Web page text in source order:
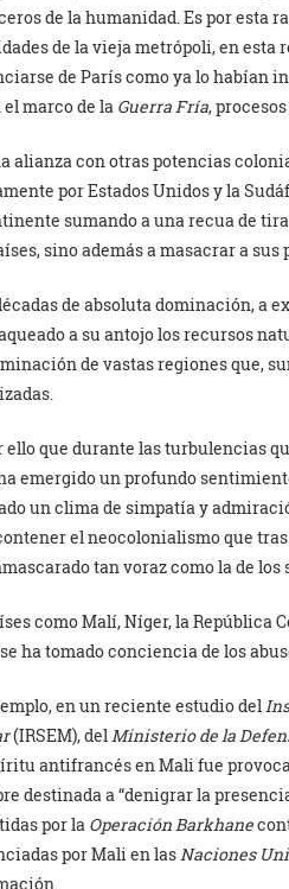
de la humanidad. Es por esta
de la vieja metrópoli, en
de París como ya lo habían
el marco de la Guerra Fría,
alianza con otras potencias
por Estados Unidos y la
sumando a una recua de
sino además a masacrar a
de absoluta dominación, a
a su antojo los recursos
de vastas regiones que,
ello que durante las turbulencias
emergido un profundo
un clima de simpatía y
el neocolonialismo que tras
tan voraz como la de
como Malí, Níger, la
ha tomado conciencia de los
en un reciente estudio del
(IRSEM), delMinisterio de la
antifrancés en Mali fue
destinada a “denigrar la
por la Operación Barkhane
por Mali en lasNaciones